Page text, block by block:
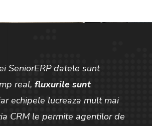
SeniorERP datele sunt
real,fluxurile sunt
echipele lucreaza mult mai
CRM le permite agentilor de